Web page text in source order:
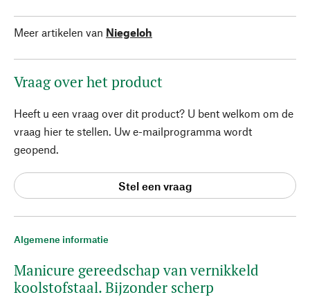
Algemene informatie
Manicure gereedschap van vernikkeld
koolstofstaal. Bijzonder scherp
Meer artikelen van Niegeloh
Vraag over het product
Heeft u een vraag over dit product? U bent welkom om de
vraag hier te stellen. Uw e-mailprogramma wordt
geopend.
Stel een vraag